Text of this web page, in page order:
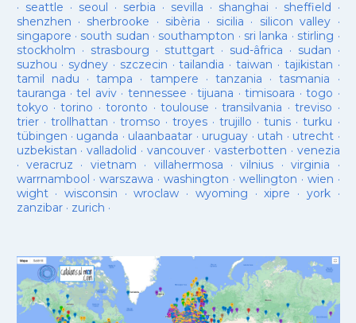
· seattle · seoul · serbia · sevilla · shanghai · sheffield ·
shenzhen · sherbrooke · sibèria · sicilia · silicon valley ·
singapore · south sudan · southampton · sri lanka · stirling ·
stockholm · strasbourg · stuttgart· sud-âfrica · sudan ·
suzhou · sydney · szczecin ·tailandia ·taiwan · tajikistan ·
tamil nadu ·tampa · tampere · tanzania ·tasmania ·
tauranga ·tel aviv· tennessee ·tijuana ·timisoara ·togo ·
tokyo ·torino ·toronto ·toulouse ·transilvania ·treviso ·
trier· trollhattan · tromso · troyes·trujillo ·tunis ·turku ·
tübingen · uganda · ulaanbaatar · uruguay · utah · utrecht ·
uzbekistan · valladolid · vancouver· vasterbotten · venezia
· veracruz · vietnam · villahermosa ·vilnius ·virginia ·
warrnambool ·warszawa ·washington · wellington · wien ·
wight· wisconsin ·wroclaw · wyoming ·xipre · york·
zanzibar· zurich ·